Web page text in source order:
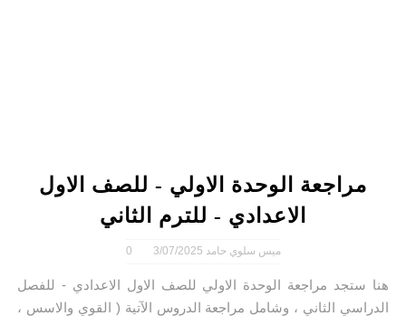
مراجعة الوحدة الاولي - للصف الاول
الاعدادي - للترم الثاني
ميس سلوي حامد 3/07/2025
0
هنا ستجد مراجعة الوحدة الاولي للصف الاول الاعدادي - للفصل
الدراسي الثاني ، وشامل مراجعة الدروس الآتية ( القوي والاسس ،